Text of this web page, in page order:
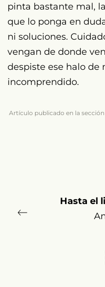
pinta bastante mal,
que lo ponga en
ni soluciones.
vengan de donde
despiste ese halo de
incomprendido.
Artículo publicado en la
Hasta el